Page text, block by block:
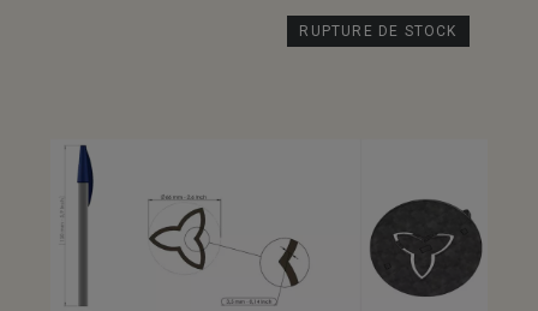
RUPTURE DE STOCK